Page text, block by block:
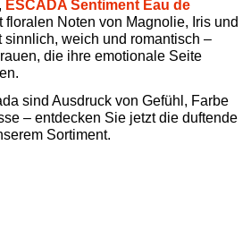
ESCADA Sentiment Eau de
floralen Noten von Magnolie, Iris und
sinnlich, weich und romantisch –
die ihre emotionale Seite
sind Ausdruck von Gefühl, Farbe
– entdecken Sie jetzt die duftende
Sortiment.